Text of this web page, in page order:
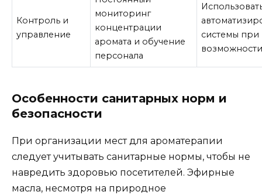
Контроль и
управление
мониторинг
концентрации
аромата и обучение
персонала
системы при
Особенности санитарных норм и
безопасности
При организации мест для ароматерапии
следует учитывать санитарные нормы, чтобы не
навредить здоровью посетителей. Эфирные
масла, несмотря на природное